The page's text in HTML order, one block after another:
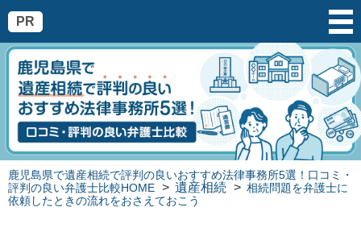
PR
鹿児島県で遺産相続で評判の良いおすすめ法律事務所5選！口コミ・
評判の良い弁護士比較HOME
遺産相続
相続問題を弁護士に
依頼したときの流れをおさえておこう